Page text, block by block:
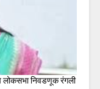
लोकसभा निवडणूक रंगली